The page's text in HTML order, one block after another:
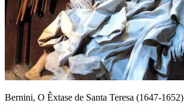
Bernini, O Êxtase de Santa Teresa (1647-1652)